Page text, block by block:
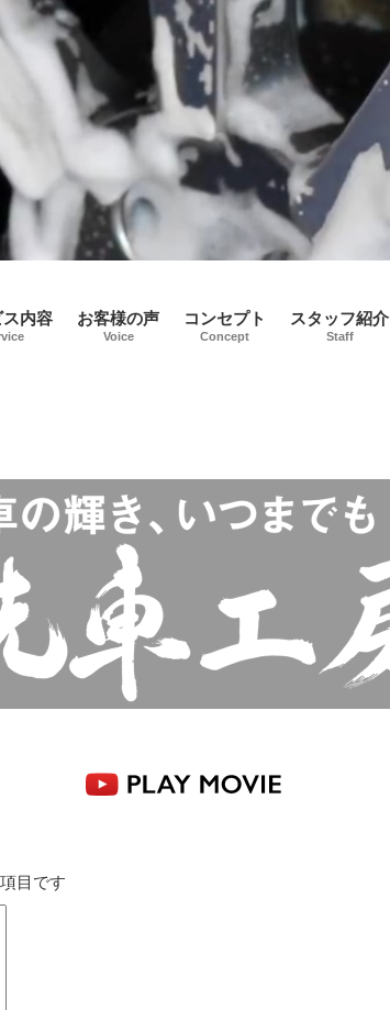
感動品質 洗車工房
内容 お客様の声
Voice
コンセプト
Concept
スタッフ紹介
Staff
目です